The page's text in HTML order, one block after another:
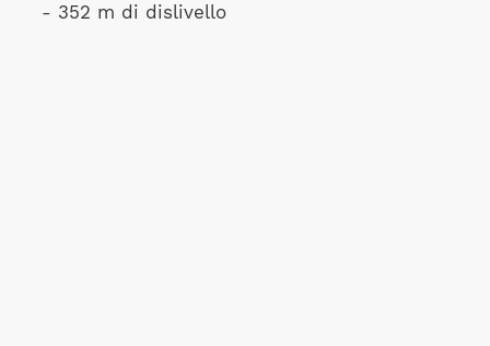
- 352 m di dislivello